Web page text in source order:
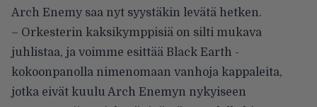
Arch Enemy saa nyt syystäkin levätä hetken.
– Orkesterin kaksikymppisiä on silti mukava
juhlistaa, ja voimme esittää Black Earth -
kokoonpanolla nimenomaan vanhoja kappaleita,
jotka eivät kuulu Arch Enemyn nykyiseen